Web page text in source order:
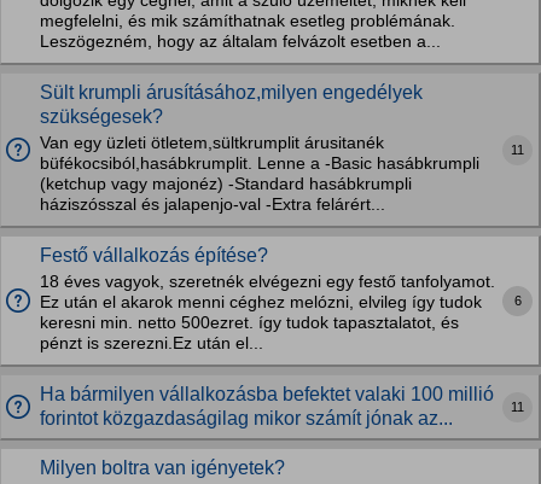
megfelelni, és mik számíthatnak esetleg problémának.
Leszögezném, hogy az általam felvázolt esetben a...
Sült krumpli árusításához,milyen engedélyek
szükségesek?
Van egy üzleti ötletem,sültkrumplit árusitanék
büfékocsiból,hasábkrumplit. Lenne a -Basic hasábkrumpli
(ketchup vagy majonéz) -Standard hasábkrumpli
háziszósszal és jalapenjo-val -Extra felárért...
11
Festő vállalkozás építése?
18 éves vagyok, szeretnék elvégezni egy festő tanfolyamot.
Ez után el akarok menni céghez melózni, elvileg így tudok
keresni min. netto 500ezret. így tudok tapasztalatot, és
pénzt is szerezni.Ez után el...
6
Ha bármilyen vállalkozásba befektet valaki 100 millió
forintot közgazdaságilag mikor számít jónak az...
11
Milyen boltra van igényetek?